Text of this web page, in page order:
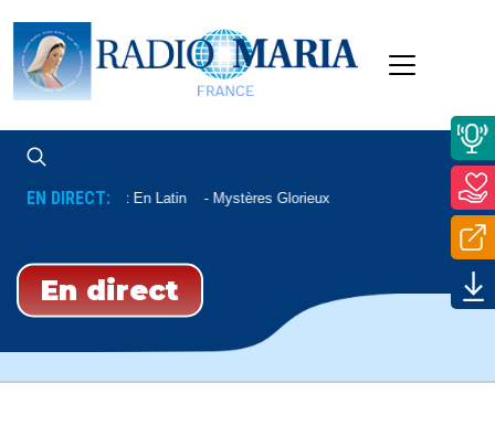
EN DIRECT:Chapelet En Latin Mystères Glorieux
En direct